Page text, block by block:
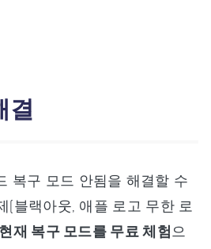
결
복구 모드 안됨을 해결할 수
(블랙아웃, 애플 로고 무한 로
재 복구 모드를 무료 체험 으